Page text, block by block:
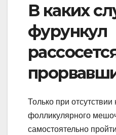
В каких
фурункул
Только при отсутствии
фолликулярного
самостоятельно